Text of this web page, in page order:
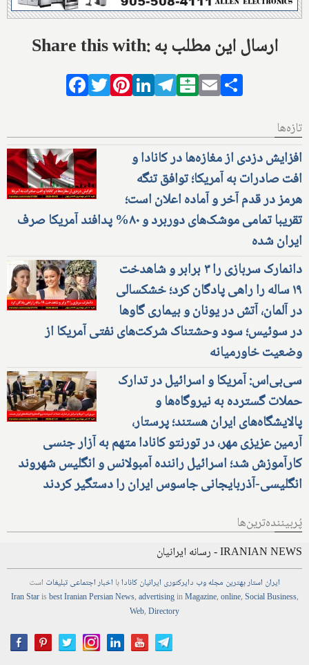
Share this with: ارسال این مطلب به
Facebook
TwitterPinterestLinkedIn
Telegram
Balatarin
Email
تازه‌ها
افزایش دزدی از مغازه‌ها در کانادا و
افت صادرات به آمریکا؛ توافق تنگه
هرمز در قدم آخر و آماده اعلان است؛
تقریبا تمامی موشک‌های دوربرد و ۸۰% پدافند آمریکا صرف
ایران شده
دانمارک سربازی را ۳ برابر و شاهدخت
۱۹ ساله را راهی پادگان کرد؛ خشکسالی
در آلمان، آتش در یونان و بیماری گاوها
در سوئیس؛ سود وحشتناک شرکت‌های نفتی آمریکا از
وضعیت خاورمیانه
سی‌بی‌اس: آمریکا و اسرائیل در تدارک
حملات گسترده به نیروگاه‌ها و
پالایشگاه‌های ایران هستند؛ پرستار،
آرمین عزیزی مهر، در تورنتو کانادا متهم به آزار جنسی
کارآموزش شد؛ اسرائیل راننده آمبولانس و انگلیس شهروند
انگلیسی-آذربایجانی جاسوس ایران را دستگیر کردند
پُربیننده‌ترین‌ها
IRANIAN NEWS - رسانه ایرانیان
ایران استاربهترین مجلهوب دایرکتوری ایرانیان کانادابا اخباراجتماعیتبلیغات است
Iran Starisbest Iranian PersianNews,advertisinginMagazine,online,Social Business,
Web,Directory